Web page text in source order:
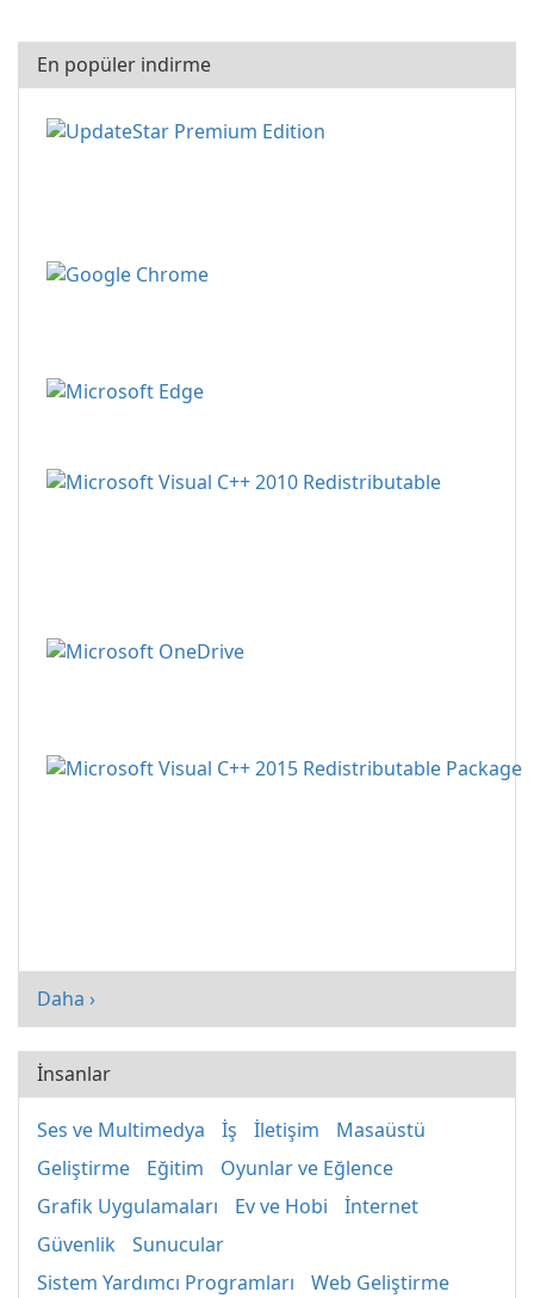
En popüler indirme
Daha ›
İnsanlar
Ses ve Multimedya İş İletişim
Masaüstü
Geliştirme
Eğitim
Oyunlar ve Eğlence
Grafik Uygulamaları
Ev ve Hobi
İnternet
Güvenlik
Sunucular
Sistem Yardımcı Programları
Web Geliştirme